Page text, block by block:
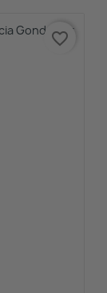
favorite_border